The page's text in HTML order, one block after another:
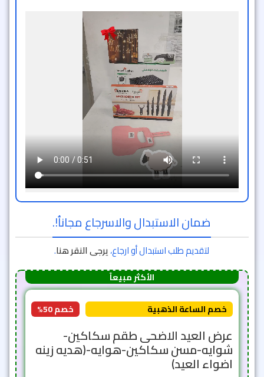
ضمان الاستبدال والاسرجاع مجاناُ!.
لتقديم طلب استبدال أو ارجاع،يرجى النقر هنا.
الأكثر مبيعاً
خصم الساعة الذهبية خصم 50%
عرض العيد الاضحى طقم سكاكين-
شوايه-مسن سكاكين-هوايه-(هديه زينه
اضواء العيد)